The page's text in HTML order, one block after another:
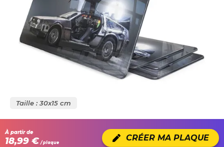
Taille : 30x15 cm
À partir de
18,99 € / plaque CRÉER MA PLAQUE